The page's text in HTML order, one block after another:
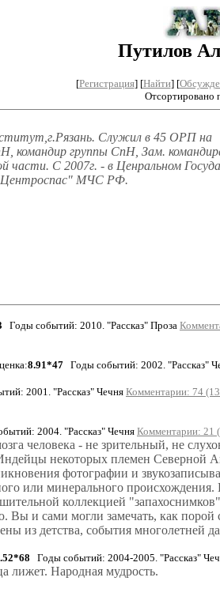
Путилов
[Регистрация] [Найти] [
Отсортировано
Служил в 45 ОРП на
командир группы СпН, Зам.
части. С 2007г. - в Ценральном
"Центроспас" МЧС РФ.
Годы событий: 2010. "Рассказ" Проза
8.91*47 Годы событий: 2002. "Рассказ"
2001. "Рассказ" Чечня Комментарии: 74
2004. "Рассказ" Чечня Комментарии: 21
человека - не зрительный, не
некоторых племен
фотографии и
или минерального
коллекцией
Вы и сами могли замечать, как
из детства, события
Годы событий: 2004-2005. "Рассказ"
лижет. Народная мудрость.